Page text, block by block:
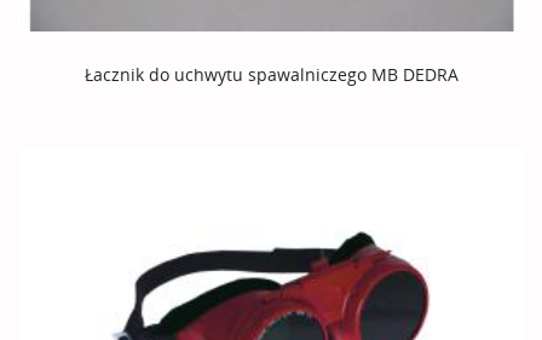
Łacznik do uchwytu spawalniczego MB DEDRA